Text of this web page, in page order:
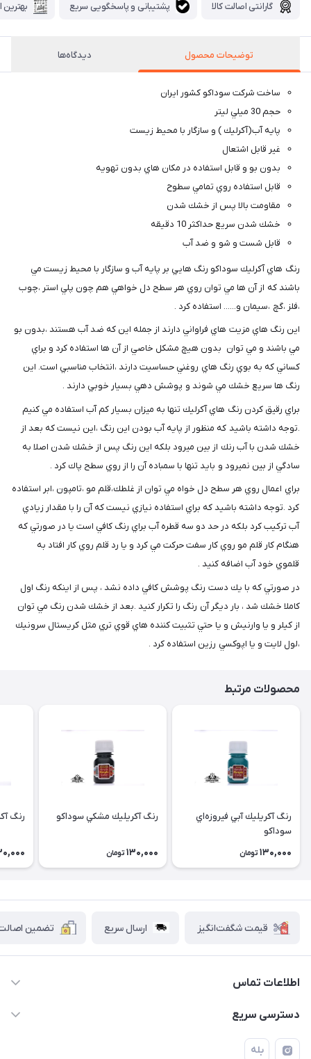
گارانتی اصالت کالا پشتیبانی و پاسخگویی سریع بهترین
توضيحات محصول دیدگاه‌ها
ساخت شركت سوداكو كشور ايران
حجم 30 ميلي ليتر
پايه آب(آكرليك ) و سازگار با محيط زيست
غير قابل اشتعال
بدون بو و قابل استفاده در مكان هاي بدون تهويه
قابل استفاده روي تمامي سطوح
مقاومت بالا پس از خشك شدن
خشك شدن سريع حداكثر 10 دقيقه
قابل شست و شو و ضد آب
رنگ هاي آكرليك سوداكو رنگ هايي بر پايه آب و سازگار با محيط زيست مي
باشند كه از آن ها مي توان روي هر سطح دل خواهي هم چون پلي استر ،چوب
،فلز ،گچ ،سيمان و...... استفاده كرد .
اين رنگ هاي مزيت هاي فراواني دارند از جمله اين كه ضد آب هستند ،بدون بو
مي باشند و مي توان بدون هيچ مشكل خاصي از آن ها استفاده كرد و براي
كساني كه به بوي رنگ هاي روغني حساسيت دارند ،انتخاب مناسبي است. اين
رنگ ها سريع خشك مي شوند و پوشش دهي بسيار خوبي دارند .
براي رقيق كردن رنگ هاي آكرليك تنها به ميزان بسيار كم آب استفاده مي كنيم
.توجه داشته باشيد كه منظور از پايه آب بودن اين رنگ ،اين نيست كه بعد از
خشك شدن با آب رنك از بين ميرود بلكه اين رنگ پس از خشك شدن اصلا به
سادگي از بين نميرود و بايد تنها با سمباده آن را از روي سطح پاك كرد .
براي اعمال روي هر سطح دل خواه مي توان از غلطك،قلم مو ،تامپون ،ابر استفاده
كرد .توجه داشته باشيد كه براي استفاده نيازي نيست كه آن را با مقدار زيادي
آب تركيب كرد بلكه در حد دو سه قطره آب براي رنگ كافي است يا در صورتي كه
هنگام كار قلم مو روي كار سفت حركت مي كرد و يا رد قلم روي كار افتاد به
قلموي خود آب اضافه كنيد .
در صورتي كه با يك دست رنگ پوشش كافي داده نشد ، پس از اينكه رنگ اول
كاملا خشك شد ، بار ديگر آن رنگ را تكرار كنيد .بعد از خشك شدن رنگ مي توان
از كيلر و يا وارنيش و يا حتي تثبيت كننده هاي قوي تري مثل كريستال سرونيك
،لول لايت و يا اپوكسي رزين استفاده كرد .
محصولات مرتبط
رنگ آكريليك آبي فيروزه‌اي
سوداكو
130,000 تومان
رنگ آكريليك مشكي سوداكو
130,000 تومان
رنگ
قیمت شگفت‌انگیز ارسال سریع تضمین اصالت
اطلاعات تماس
۰۲۱۷۷۰۶۰۰۲۸ ـ ۰۹۱۹۰۰۲۸۲۴۷
فروشگاه آبتین
دسترسی سریع
حساب کاربری
بله